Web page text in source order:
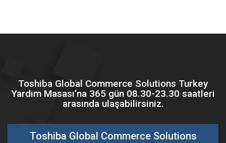
Toshiba Global Commerce Solutions Turkey
Yardım Masası’na 365 gün 08.30-23.30 saatleri
arasında ulaşabilirsiniz.
Toshiba Global Commerce Solutions